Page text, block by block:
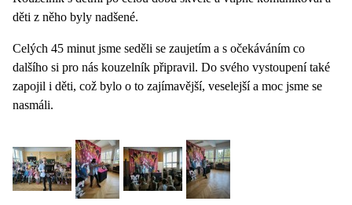
děti z něho byly nadšené.
Celých 45 minut jsme seděli se zaujetím a s očekáváním co
dalšího si pro nás kouzelník připravil. Do svého vystoupení také
zapojil i děti, což bylo o to zajímavější, veselejší a moc jsme se
nasmáli.